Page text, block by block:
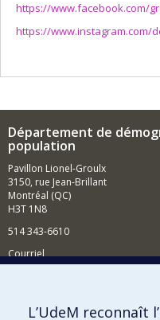
https://www.facebook.com/
https://www.instagram.com/
Département de
population
Pavillon Lionel-Groulx
3150, rue Jean-Brillant
Montréal (QC)
H3T 1N8
514 343-6610
Courriel
Comment soutenir le
L’UdeM reconnaît